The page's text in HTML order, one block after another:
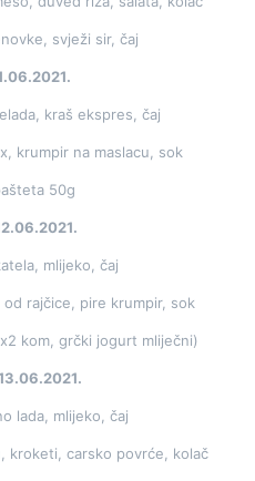
svježi sir, čaj
kraš ekspres, čaj
krumpir na maslacu, sok
50g
mlijeko, čaj
rajčice, pire krumpir, sok
kom, grčki jogurt mliječni)
lada, mlijeko, čaj
kroketi, carsko povrće, kolač